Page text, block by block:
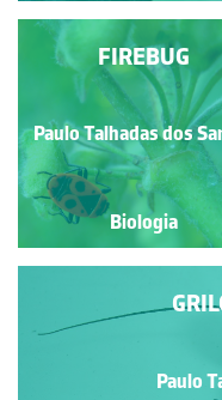
PERCEVEJO-
RISCAS
Paulo Talhadas dos
Biologia
Paulo
FIREBUG
Paulo Talhadas dos
Biologia